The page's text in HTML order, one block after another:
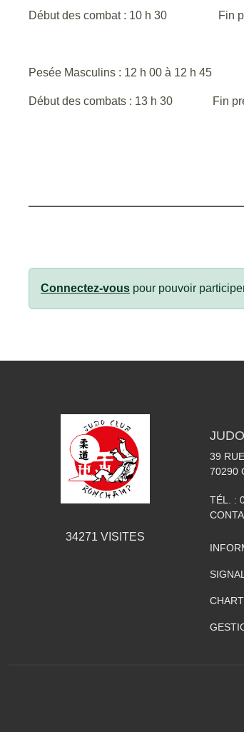
Début des combat : 10 h 30 Fin
Pesée Masculins : 12 h 00 à 12 h 45
Début des combats : 13 h 30 Fin
Connectez-vous pour pouvoir
34271 VISITES
39
70290
TÉL. :